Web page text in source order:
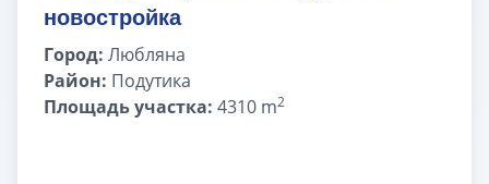
новостройка
Город: Любляна
Район: Подутика
Площадь участка: 4310 m2